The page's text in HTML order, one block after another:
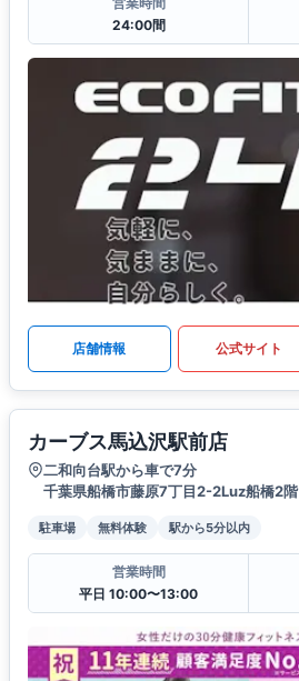
24:00間
店舗情報 公式サイト
カーブス馬込沢駅前店
二和向台駅から車で7分
千葉県船橋市藤原7丁目2-2Luz船橋2階
駐車場 無料体験 駅から5分以内
営業時間
平日 10:00〜13:00